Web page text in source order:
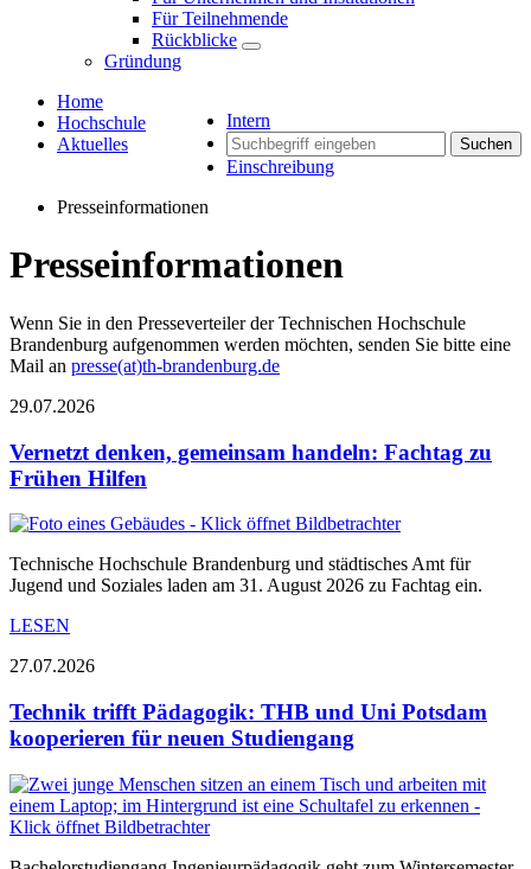
Für Teilnehmende
Rückblicke
Gründung
Intern
Suchen
Einschreibung
Home
Hochschule
Aktuelles
Presseinformationen
Presseinformationen
Wenn Sie in den Presseverteiler der Technischen Hochschule
Brandenburg aufgenommen werden möchten, senden Sie bitte eine
Mail an presse(at)th-brandenburg.de
29.07.2026
Vernetzt denken, gemeinsam handeln: Fachtag zu
Frühen Hilfen
Technische Hochschule Brandenburg und städtisches Amt für
Jugend und Soziales laden am 31. August 2026 zu Fachtag ein.
LESEN
27.07.2026
Technik trifft Pädagogik: THB und Uni Potsdam
kooperieren für neuen Studiengang